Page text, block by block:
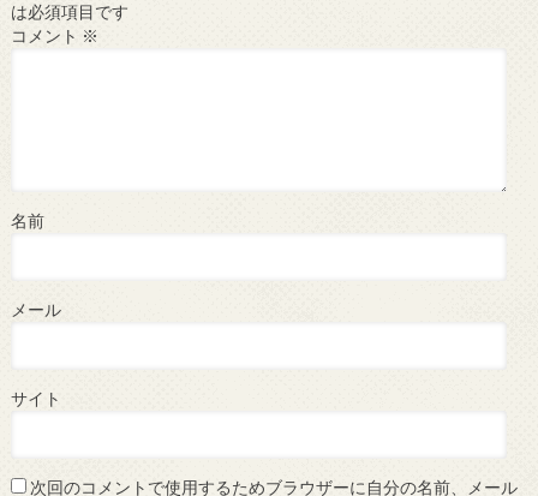
は必須項目です
コメント ※
名前
メール
サイト
次回のコメントで使用するためブラウザーに自分の名前、メール